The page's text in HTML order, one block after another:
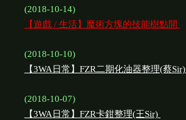
(2018-10-14)
【遊戲 / 生活】魔術方塊的技能樹點開
(2018-10-10)
【3WA日常】FZR二期化油器整理(蔡Sir)
(2018-10-07)
【3WA日常】FZR卡鉗整理(王Sir)